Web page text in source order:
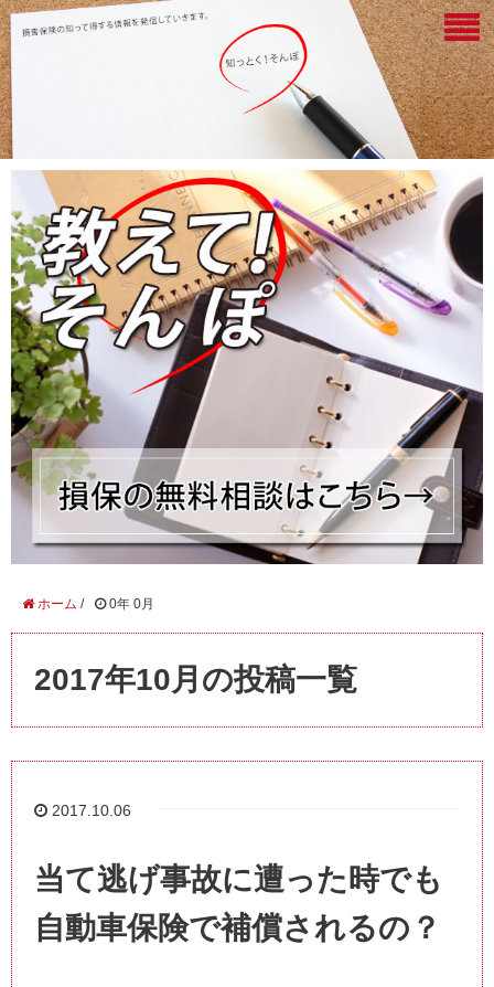
ホーム / 0年 0月
2017年10月の投稿一覧
2017.10.06
当て逃げ事故に遭った時でも
自動車保険で補償されるの？